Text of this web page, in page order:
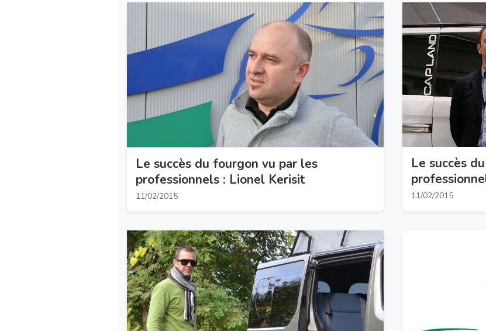
Le succès du fourgon vu par les
professionnels : Lionel Kerisit
11/02/2015
Le succès
Campérêve
11/02/2015